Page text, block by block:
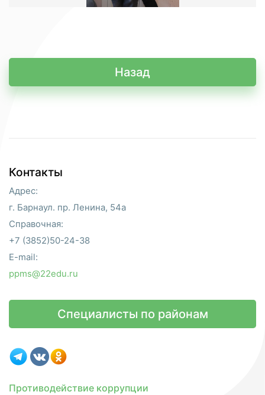
Назад
Контакты
Адрес:
г. Барнаул. пр. Ленина, 54а
Справочная:
+7 (3852)50-24-38
E-mail:
ppms@22edu.ru
Специалисты по районам
Противодействие коррупции